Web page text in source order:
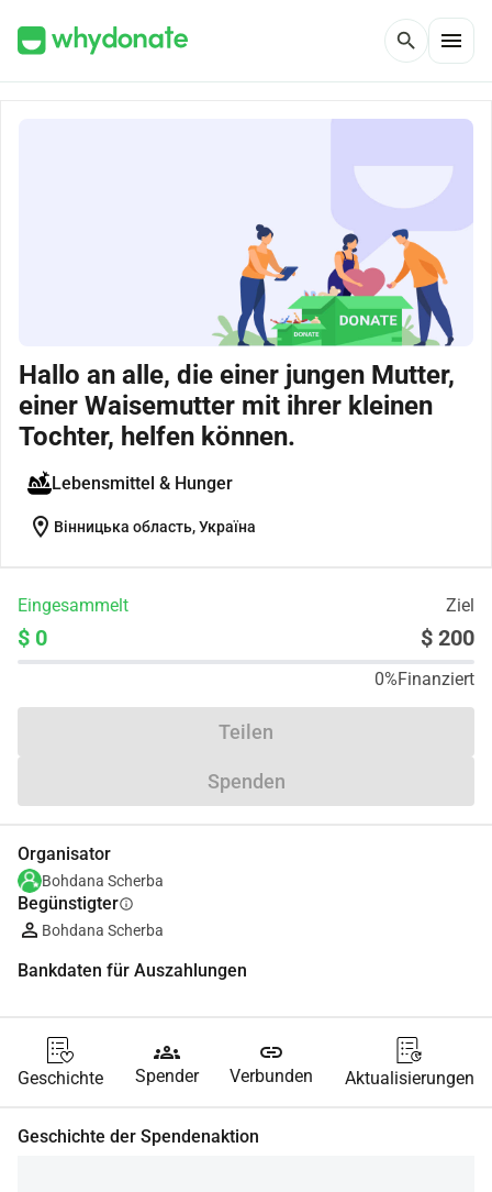
search menu
Hallo an alle, die einer jungen Mutter,
einer Waisemutter mit ihrer kleinen
Tochter, helfen können.
Lebensmittel & Hunger
location_on Вінницька область, Україна
Eingesammelt Ziel
$ 0 $ 200
0%Finanziert
Teilen
Spenden
Organisator
Bohdana Scherba
Begünstigterinfo
Bohdana Scherba
Bankdaten für Auszahlungen
Geschichte
groups
Spender
link
Verbunden Aktualisierungen
Geschichte der Spendenaktion